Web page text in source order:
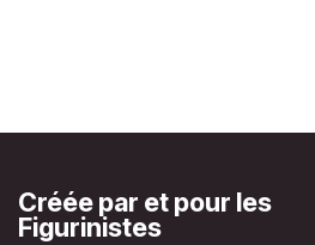
Créée par et pour les
Figurinistes